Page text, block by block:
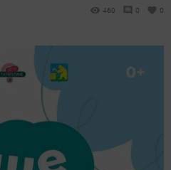
460 0 0